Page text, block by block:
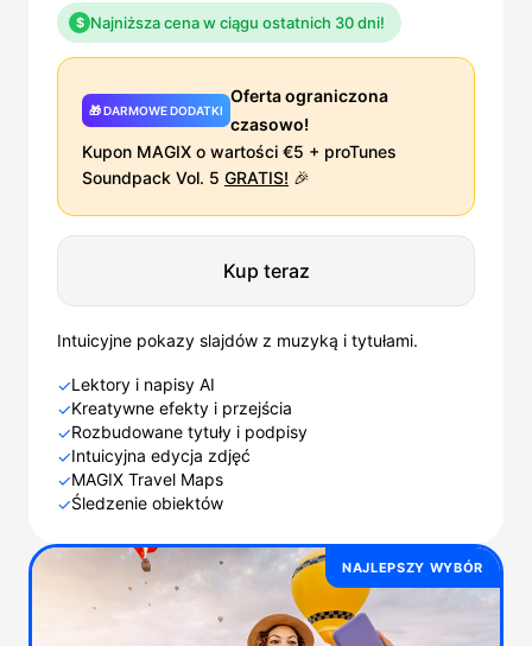
$ Najniższa cena w ciągu ostatnich 30 dni!
🎁 DARMOWE DODATKI
Oferta ograniczona
czasowo!
Kupon MAGIX o wartości €5 + proTunes
Soundpack Vol. 5 GRATIS! 🎉
Kup teraz
Intuicyjne pokazy slajdów z muzyką i tytułami.
✓Lektory i napisy AI
✓Kreatywne efekty i przejścia
✓Rozbudowane tytuły i podpisy
✓Intuicyjna edycja zdjęć
✓MAGIX Travel Maps
✓Śledzenie obiektów
NAJLEPSZY WYBÓR